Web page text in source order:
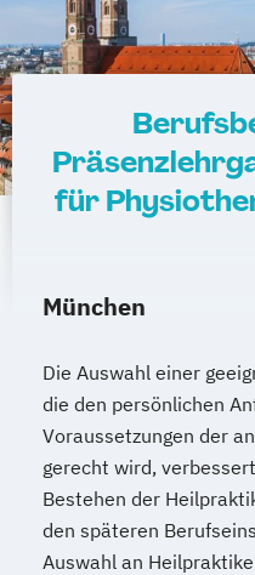
für
München
Die Auswahl einer
die den persönlichen
Voraussetzungen der
gerecht wird,
Bestehen der
den späteren
Auswahl an